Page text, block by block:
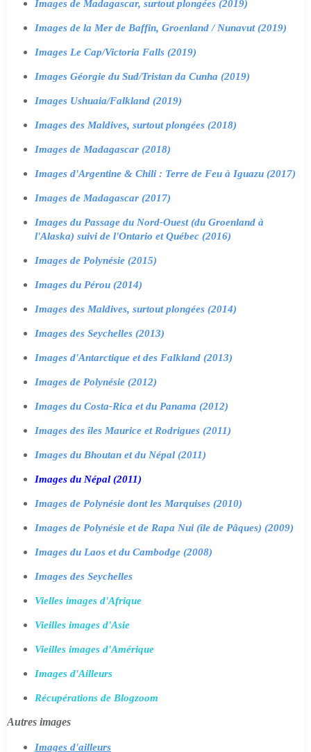
Images de Madagascar, surtout plongées (2019)
Images de la Mer de Baffin, Groenland / Nunavut (2019)
Images Le Cap/Victoria Falls (2019)
Images Géorgie du Sud/Tristan da Cunha (2019)
Images Ushuaia/Falkland (2019)
Images des Maldives, surtout plongées (2018)
Images de Madagascar (2018)
Images d'Argentine & Chili : Terre de Feu à Iguazu (2017)
Images de Madagascar (2017)
Images du Passage du Nord-Ouest (du Groenland à
l'Alaska) suivi de l'Ontario et Québec (2016)
Images de Polynésie (2015)
Images du Pérou (2014)
Images des Maldives, surtout plongées (2014)
Images des Seychelles (2013)
Images d'Antarctique et des Falkland (2013)
Images de Polynésie (2012)
Images du Costa-Rica et du Panama (2012)
Images des îles Maurice et Rodrigues (2011)
Images du Bhoutan et du Népal (2011)
Images du Népal (2011)
Images de Polynésie dont les Marquises (2010)
Images de Polynésie et de Rapa Nui (île de Pâques) (2009)
Images du Laos et du Cambodge (2008)
Images des Seychelles
Vielles images d'Afrique
Vieilles images d'Asie
Vieilles images d'Amérique
Images d'Ailleurs
Récupérations de Blogzoom
Autres images
Images d'ailleurs